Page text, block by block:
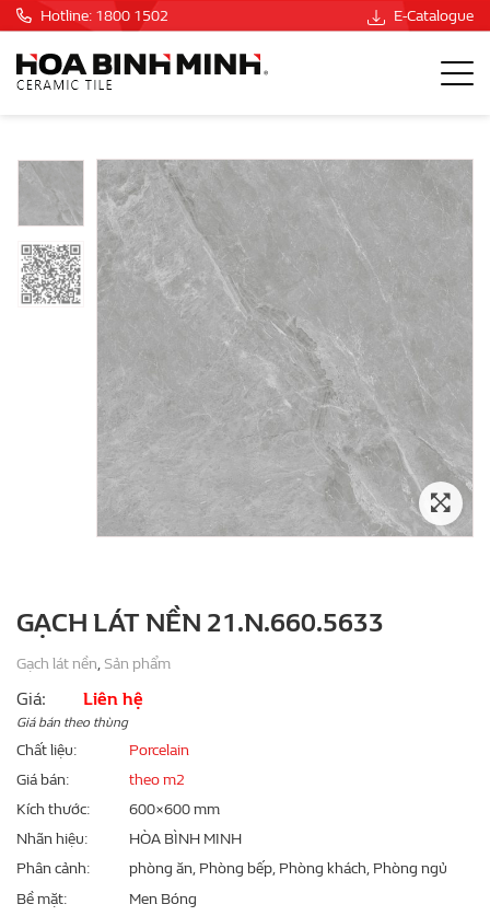
Hotline: 1800 1502 E-Catalogue
GẠCH LÁT NỀN 21.N.660.5633
Gạch lát nền, Sản phẩm
Giá: Liên hệ
Giá bán theo thùng
Chất liệu
Porcelain
Giá bán
theo m2
Kích thước
600×600 mm
Nhãn hiệu
HÒA BÌNH MINH
Phân cảnh
phòng ăn, Phòng bếp, Phòng khách, Phòng ngủ
Bề mặt
Men Bóng